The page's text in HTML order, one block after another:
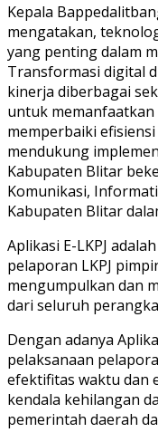
Kepala
mengatakan,
yang penting dalam
Transformasi digital
kinerja diberbagai
untuk
memperbaiki
mendukung
Kabupaten Blitar
Komunikasi,
Kabupaten Blitar
Aplikasi E-LKPJ
pelaporan LKPJ
mengumpulkan dan
dari seluruh
Dengan adanya
pelaksanaan
efektifitas waktu dan
kendala kehilangan
pemerintah daerah